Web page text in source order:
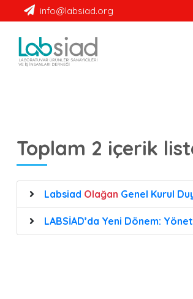
Labsiad
info@labsiad.org
Toplam 2 içerik
Labsiad Olağan Genel Kurul
LABSİAD’da Yeni Dönem: